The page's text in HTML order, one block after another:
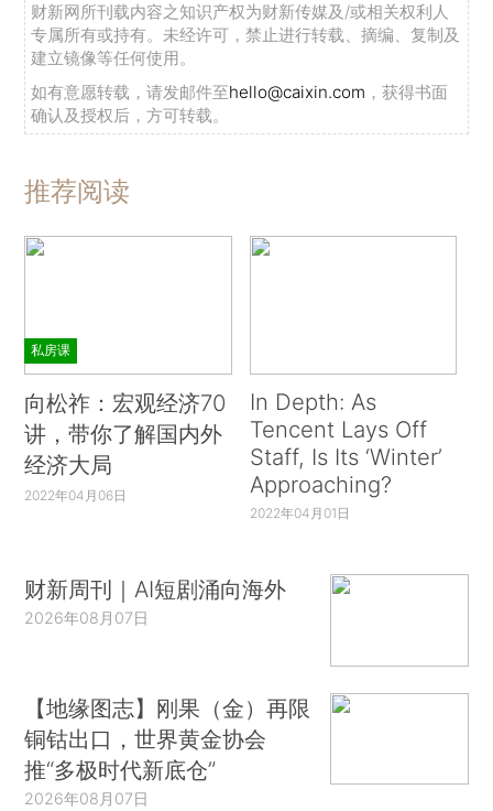
财新网所刊载内容之知识产权为财新传媒及/或相关权利人
专属所有或持有。未经许可，禁止进行转载、摘编、复制及
建立镜像等任何使用。
如有意愿转载，请发邮件至hello@caixin.com ，获得书面
确认及授权后，方可转载。
推荐阅读
私房课
向松祚：宏观经济70
讲，带你了解国内外
经济大局
2022年04月06日
In Depth: As
Tencent Lays Off
Staff, Is Its ‘Winter’
Approaching?
2022年04月01日
财新周刊｜AI短剧涌向海外
2026年08月07日
【地缘图志】刚果（金）再限
铜钴出口，世界黄金协会
推“多极时代新底仓”
2026年08月07日